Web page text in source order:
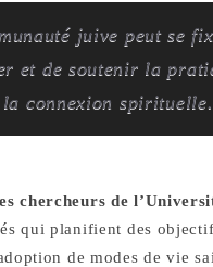
juive peut se
et de soutenir la
connexion spirituelle.
chercheurs de
qui planifient des
de modes de vie